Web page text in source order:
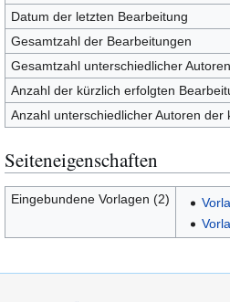
Datum der letzten Bearbeitung
Gesamtzahl der Bearbeitungen
Gesamtzahl unterschiedlicher Autoren
Anzahl der kürzlich erfolgten
Anzahl unterschiedlicher Autoren
Seiteneigenschaften
Eingebundene Vorlagen (2)